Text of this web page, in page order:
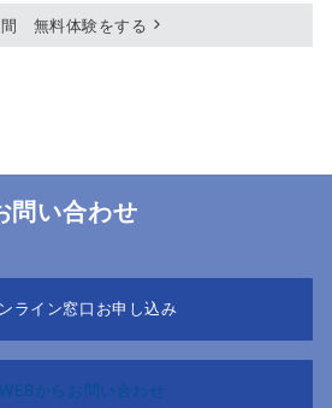
無料体験をする
問い合わせ
ライン窓口お申し込み
WEBからお問い合わせ